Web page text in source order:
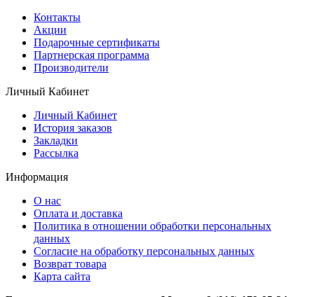
Контакты
Акции
Подарочные сертификаты
Партнерская программа
Производители
Личный Кабинет
Личный Кабинет
История заказов
Закладки
Рассылка
Информация
О нас
Оплата и доставка
Политика в отношении обработки персональных
данных
Согласие на обработку персональных данных
Возврат товара
Карта сайта